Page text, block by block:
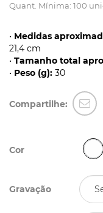
Quant. Mínima: 100
• Medidas
21,4 cm
• Tamanho total
• Peso (g): 30
Compartilhe:
Cor
Gravação